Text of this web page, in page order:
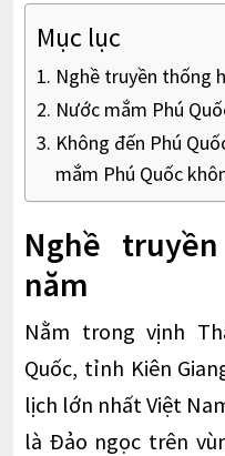
Mục lục
Nghề truyền thống
Nước mắm Phú
Không đến Phú
mắm Phú Quốc
Nghề
năm
Nằm trong vịnh
Quốc, tỉnh Kiên
lịch lớn nhất Việt
là Đảo ngọc trên